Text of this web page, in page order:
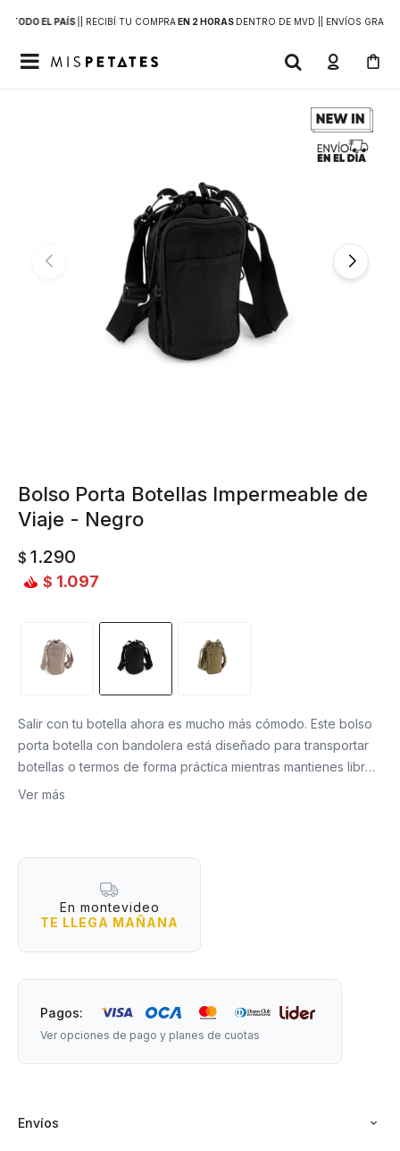
TODO EL PAÍS | RECIBÍ TU COMPRAEN 2 HORAS DENTRO DE MVD | | ENVÍOS GRATIS

Bolso Porta Botellas Impermeable de
Viaje - Negro
$ 1.290
$ 1.097
Salir con tu botella ahora es mucho más cómodo. Este bolso
porta botella con bandolera está diseñado para transportar
botellas o termos de forma práctica mientras mantienes libres
las manos. Su formato vertical con bolsillos adicionales
- Diseñado para transportar botellas o termos de forma
segura.
- Permite llevarlo cruzado o al hombro con comodidad.
- Perfecto para salir ligero sin dejar lo importante.
- Manija alteral para transportar fácilmente si no queres
colgartelo.
Ver más
En montevideo
TE LLEGA MAÑANA
Pagos:
Ver opciones de pago y planes de cuotas
Envíos